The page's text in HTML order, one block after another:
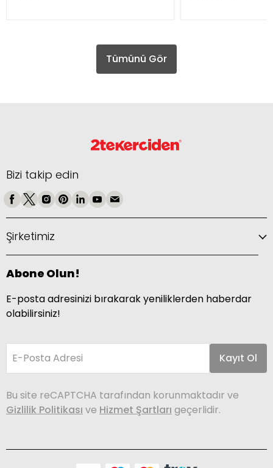
Tümünü Gör
Bizi takip edin
Şirketimiz
Abone Olun!
E-posta adresinizi bırakarak yeniliklerden haberdar
olabilirsiniz!
E-Posta Adresi Kayıt Ol
Bu site reCAPTCHA tarafından korunmaktadır ve
Gizlilik Politikası ve Hizmet Şartları geçerlidir.